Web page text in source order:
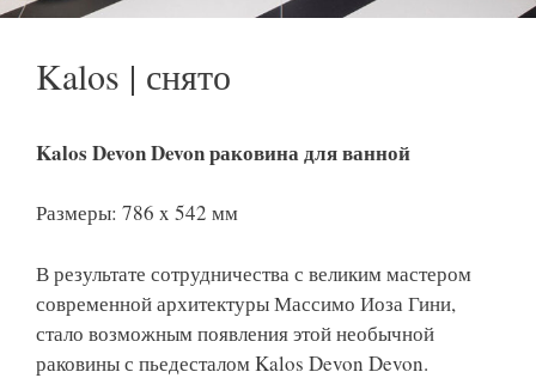
Kalos | снято
Kalos Devon Devon раковина для ванной
Размеры: 786 x 542 мм
В результате сотрудничества с великим мастером
современной архитектуры Массимо Иоза Гини,
стало возможным появления этой необычной
раковины с пьедесталом Kalos Devon Devon.